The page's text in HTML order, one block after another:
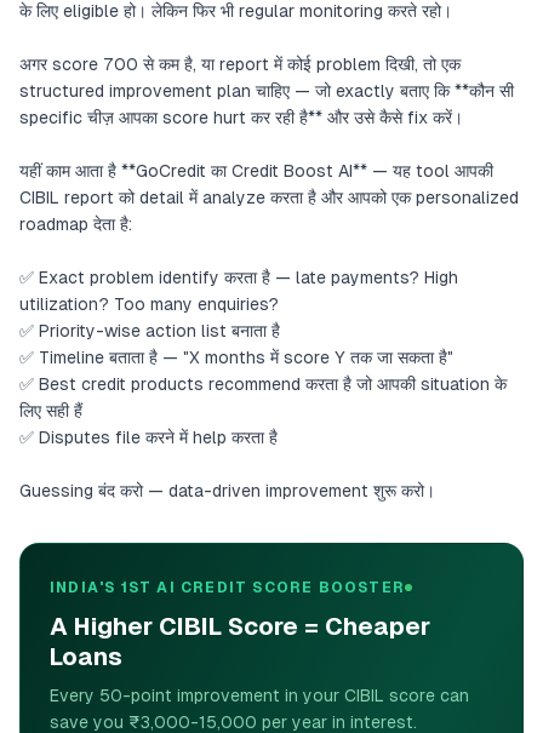
के लिए eligible हो। लेकिन फिर भी regular monitoring करते रहो।
अगर score 700 से कम है, या report में कोई problem दिखी, तो एक
structured improvement plan चाहिए — जो exactly बताए कि **कौन सी
specific चीज़ आपका score hurt कर रही है** और उसे कैसे fix करें।
यहीं काम आता है **GoCredit का Credit Boost AI** — यह tool आपकी
CIBIL report को detail में analyze करता है और आपको एक personalized
roadmap देता है:
✅ Exact problem identify करता है — late payments? High
utilization? Too many enquiries?
✅ Priority-wise action list बनाता है
✅ Timeline बताता है — "X months में score Y तक जा सकता है"
✅ Best credit products recommend करता है जो आपकी situation के
लिए सही हैं
✅ Disputes file करने में help करता है
Guessing बंद करो — data-driven improvement शुरू करो।
INDIA'S 1ST AI CREDIT SCORE BOOSTER
A Higher CIBIL Score = Cheaper
Loans
Every 50-point improvement in your CIBIL score can
save you ₹3,000-15,000 per year in interest.